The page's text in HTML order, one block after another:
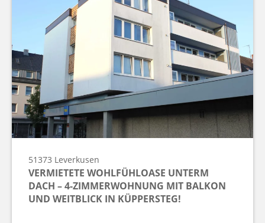
51373 Leverkusen
VERMIETETE WOHLFÜHLOASE UNTERM
DACH – 4-ZIMMERWOHNUNG MIT BALKON
UND WEITBLICK IN KÜPPERSTEG!